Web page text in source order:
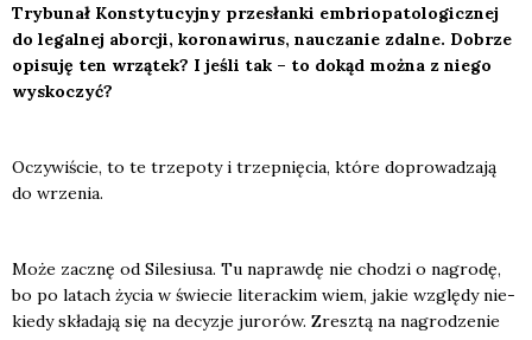
Try­bu­nał Kon­sty­tu­cyj­ny prze­słan­ki embrio­pa­to­lo­gicz­nej
do legal­nej abor­cji, koro­na­wi­rus, naucza­nie zdal­ne. Dobrze
opi­su­ję ten wrzą­tek? I jeśli tak – to dokąd moż­na z nie­go
wysko­czyć?
Oczy­wi­ście, to te trze­po­ty i trzep­nię­cia, któ­re dopro­wa­dza­ją
do wrze­nia.
Może zacznę od Sile­siu­sa. Tu napraw­dę nie cho­dzi o nagro­dę,
bo po latach życia w świe­cie lite­rac­kim wiem, jakie wzglę­dy nie­
kie­dy skła­da­ją się na decy­zje juro­rów. Zresz­tą na nagro­dze­nie